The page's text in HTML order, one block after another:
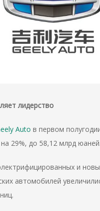
лидерство
Auto в первом
29%, до 58,12 млрд юаней.
и
автомобилей